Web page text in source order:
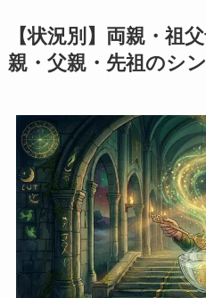
【状況別】両親・祖
親・父親・先祖のシ